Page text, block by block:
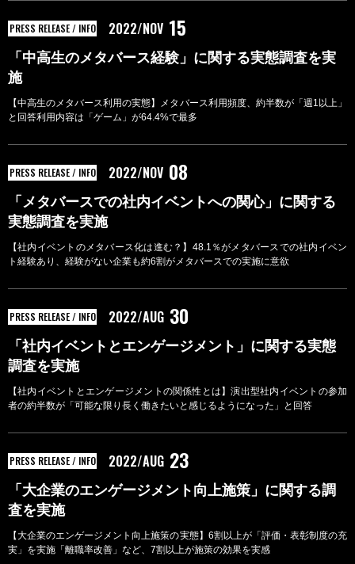
「中高生のメタバース経験」に関する実態調査を実
施
【中高生のメタバース利用の実態】メタバース利用頻度、約半数が「週1以上」
と回答利用内容は「ゲーム」が64.4%で最多
PRESS RELEASE / INFO 2022/NOV 15
「メタバースでの社内イベントへの関心」に関する
実態調査を実施
【社内イベントのメタバース化は進む？】48.1％がメタバースでの社内イベン
ト経験あり、経験がない企業も約6割がメタバースでの実施に意欲
PRESS RELEASE / INFO 2022/NOV 08
「社内イベントとエンゲージメント」に関する実態
調査を実施
【社内イベントとエンゲージメントの関係性とは】演出型社内イベントの参加
者の約半数が「可能な限り長く働きたいと感じるようになった」と回答
PRESS RELEASE / INFO 2022/AUG 30
「大企業のエンゲージメント向上施策」に関する調
査を実施
【大企業のエンゲージメント向上施策の実態】6割以上が「評価・表彰制度の充
実」を実施「離職率改善」など、7割以上が施策の効果を実感
PRESS RELEASE / INFO 2022/AUG 23